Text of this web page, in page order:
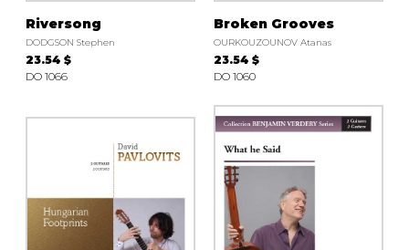
Riversong
DODGSON Stephen
23.54 $
DO 1066
Broken Grooves
OURKOUZOUNOV Atanas
23.54 $
DO 1060